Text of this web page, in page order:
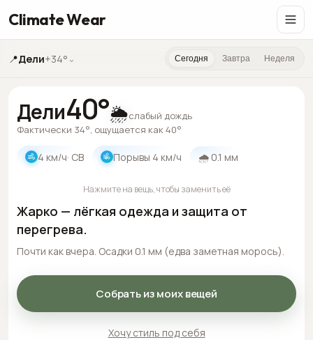
Climate Wear
📍Дели+34° ⌄ Сегодня Завтра Неделя
Дели40°🌦️слабый дождь
Фактически 34°, ощущается как 40°
4 км/ч· СВ Порывы 4 км/ч 🌧 0.1 мм
Жарко — лёгкая одежда и защита от
перегрева.
Почти как вчера. Осадки 0.1 мм (едва заметная морось).
Собрать из моих вещей
Хочу стиль под себя
Нажмите на вещь, чтобы заменить её